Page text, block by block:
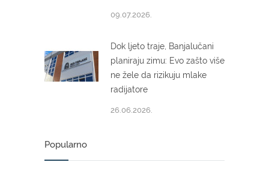
09.07.2026.
Dok ljeto traje, Banjalučani
planiraju zimu: Evo zašto više
ne žele da rizikuju mlake
radijatore
26.06.2026.
Popularno